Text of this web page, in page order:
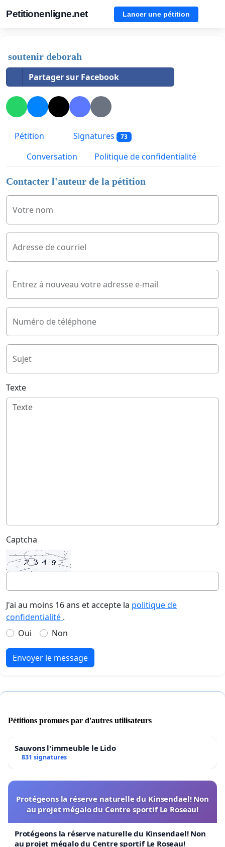
Petitionenligne.net Lancer une pétition
soutenir deborah
Partager sur Facebook
Pétition Signatures 73
Conversation Politique de confidentialité
Contacter l'auteur de la pétition
Votre nom
Adresse de courriel
Entrez à nouveau votre adresse e-mail
Numéro de téléphone
Sujet
Texte
Captcha
J'ai au moins 16 ans et accepte la politique de
confidentialité .
Oui
Non
Envoyer le message
Pétitions promues par d'autres utilisateurs
Sauvons l'immeuble le Lido
831 signatures
Protégeons la réserve naturelle du Kinsendael! Non
au projet mégalo du Centre sportif Le Roseau!
Protégeons la réserve naturelle du Kinsendael! Non
au projet mégalo du Centre sportif Le Roseau!